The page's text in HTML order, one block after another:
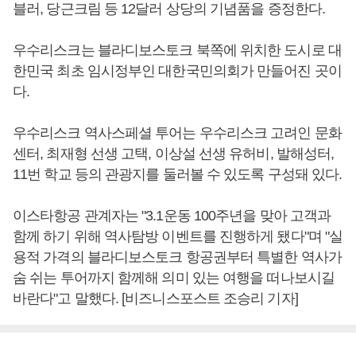
블러, 당근크림 등 12달러 상당의 기념품을 증정한다.
우수리스크는 블라디보스토크 북쪽에 위치한 도시로 대
한민국 최초 임시정부인 대한국민의회가 만들어진 곳이
다.
우수리스크 역사스페셜 투어는 우수리스크 고려인 문화
센터, 최재형 선생 고택, 이상설 선생 유허비, 발해성터,
11번 학교 등의 관광지를 둘러볼 수 있도록 구성돼 있다.
이스타항공 관계자는 "3.1운동 100주년을 맞아 고객과
함께 하기 위해 역사탐방 이벤트를 진행하게 됐다"며 "실
용적 가격의 블라디보스토크 항공권부터 특별한 역사가
숨 쉬는 투어까지 함께해 의미 있는 여행을 떠나보시길
바란다"고 말했다. [비즈니스포스트 조승리 기자]